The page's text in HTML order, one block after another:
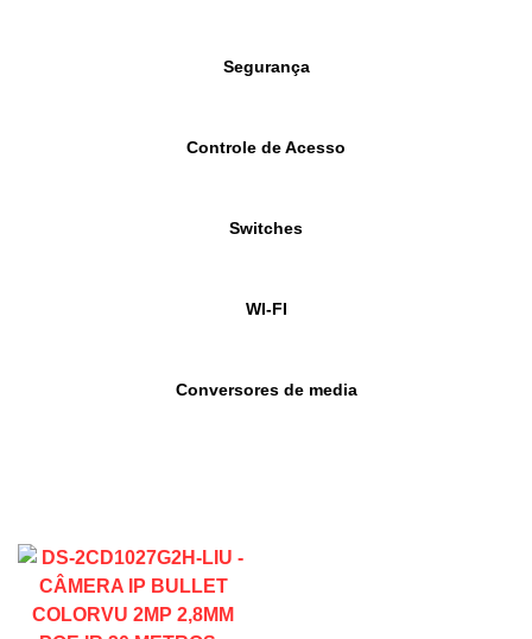
Segurança
Controle de Acesso
Switches
WI-FI
Conversores de media